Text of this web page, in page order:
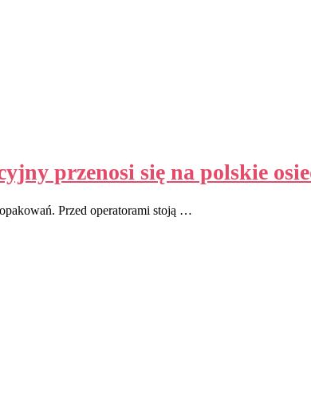
przenosi się na polskie
Przed operatorami stoją …